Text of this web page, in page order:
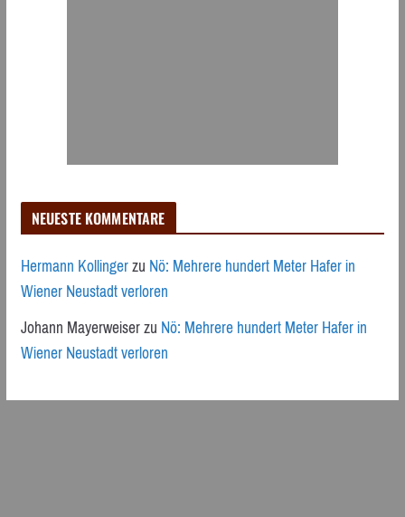
NEUESTE KOMMENTARE
Hermann KollingerzuNö: Mehrere hundert Meter Hafer in
Wiener Neustadt verloren
Johann MayerweiserzuNö: Mehrere hundert Meter Hafer in
Wiener Neustadt verloren